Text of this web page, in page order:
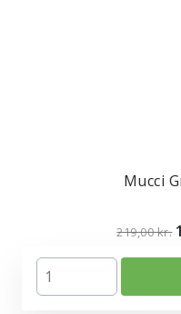
Mucci
219,00 kr.